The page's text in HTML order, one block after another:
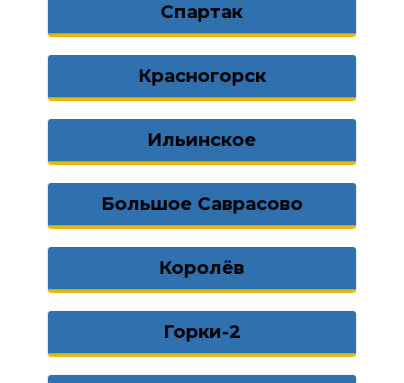
Спартак
Красногорск
Ильинское
Большое Саврасово
Королёв
Горки-2